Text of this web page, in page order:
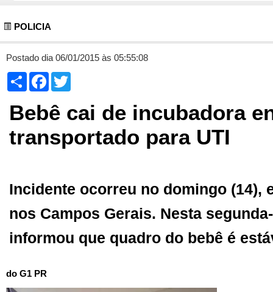
POLICIA
Postado dia 06/01/2015 às 05:55:08
Compartilhar
Facebook
Bebê cai de incubadora
transportado para UTI
Incidente ocorreu no domingo (14),
nos Campos Gerais. Nesta
informou que quadro do bebê é
do G1 PR